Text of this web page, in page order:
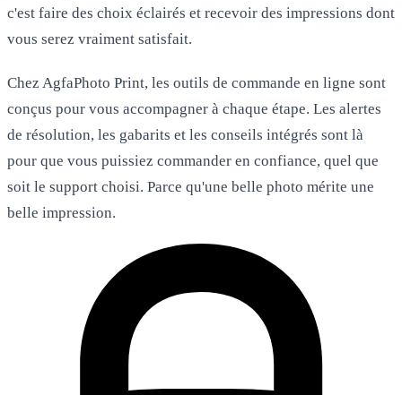
c'est faire des choix éclairés et recevoir des impressions dont
vous serez vraiment satisfait.
Chez AgfaPhoto Print, les outils de commande en ligne sont
conçus pour vous accompagner à chaque étape. Les alertes
de résolution, les gabarits et les conseils intégrés sont là
pour que vous puissiez commander en confiance, quel que
soit le support choisi. Parce qu'une belle photo mérite une
belle impression.